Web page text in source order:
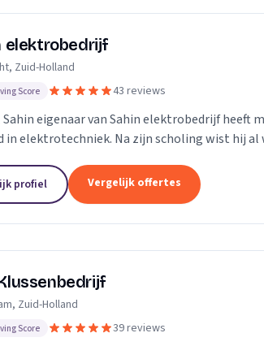
elektrobedrijf
Zuid-Holland
Score 43 reviews
Sahin eigenaar van Sahin elektrobedrijf heeft
in elektrotechniek. Na zijn scholing wist hij
profiel Vergelijk offertes
Zuid-Holland
Score 39 reviews